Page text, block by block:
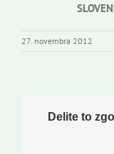
27. novembra 2012
Delite to